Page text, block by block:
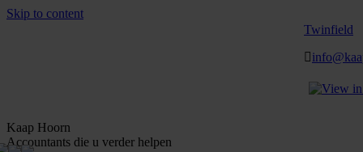
Skip to content
Twinfield
Kaap Hoorn
Accountants die u verder helpen